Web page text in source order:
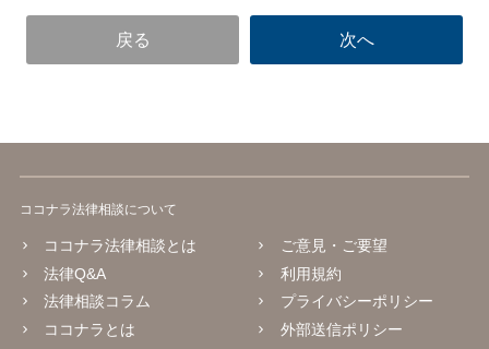
ココナラ法律相談について
ココナラ法律相談とは
法律Q&A
法律相談コラム
ココナラとは
ご意見・ご要望
利用規約
プライバシーポリシー
外部送信ポリシー